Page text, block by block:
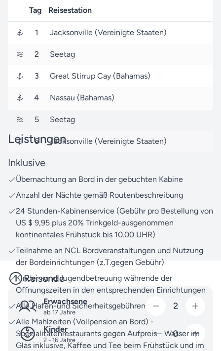
Häfen von Jacksonville, Freeport und Nassau, wo
Sie lokale Attraktionen entdecken und
unvergessliche Eindrücke gewinnen.
Startpunkt ist Jacksonville (Vereinigte Staaten), von
wo aus Sie am 05. Dezember 2026 aufbrechen.
Nach 5 Tagen erreichen Sie wieder den Hafen
endet.
Als Ihr erfahrener und engagierter Partner von
Zeit an Bord zu einem unvergesslichen Erlebnis wird.
Mit unserer
hinaus mit Norwegian Cruise Line entdecken.
Unser kompetentes Team von Reiseexperten steht
Ihnen jederzeit bei Fragen zur Verfügung. Zögern Sie
nicht, uns zukontaktieren– wir beraten Sie gerne.
Vor Ihnen liegt eine Reise, die Ihre Sinne beflügeln
wird – wir freuen uns darauf, Ihnen diesen Traum
wahr werden zu lassen!
Tag Reisestation
1 Jacksonville (Vereinigte Staaten)
2 Seetag
3 Great Stirrup Cay (Bahamas)
4 Nassau (Bahamas)
5 Seetag
6 Jacksonville (Vereinigte Staaten)
Leistungen
Inklusive
Übernachtung an Bord in der gebuchten Kabine
Anzahl der Nächte gemäß Routenbeschreibung
24 Stunden-Kabinenservice (Gebühr pro Bestellung von
US $ 9,95 plus 20% Trinkgeld-ausgenommen
kontinentales Frühstück bis 10.00 UHR)
Teilnahme an NCL Bordveranstaltungen und Nutzung
der Bordeinrichtungen (z.T.gegen Gebühr)
Kinder -und Jugendbetreuung währende der
Öffnungszeiten in den entsprechenden Einrichtungen
Alle Hafen-und Sicherheitsgebühren
Alle Mahlzeiten (Vollpension an Bord) -
Spezialitätenrestaurants gegen Aufpreis - Wasser im
Glas inklusive, Kaffee und Tee beim Frühstück und im
Reisende
Erwachsene
ab 17 Jahre
2
Kinder
2 - 16 Jahre
0